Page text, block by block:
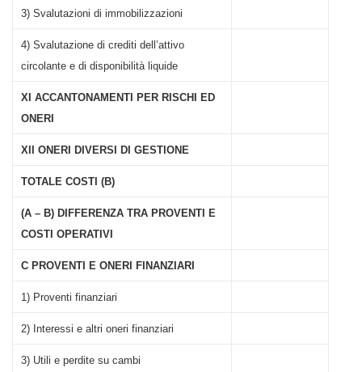
3) Svalutazioni di immobilizzazioni
4) Svalutazione di crediti dell’attivo
circolante e di disponibilità liquide
XI ACCANTONAMENTI PER RISCHI ED
ONERI
XII ONERI DIVERSI DI GESTIONE
TOTALE COSTI (B)
(A – B) DIFFERENZA TRA PROVENTI E
COSTI OPERATIVI
C PROVENTI E ONERI FINANZIARI
1) Proventi finanziari
2) Interessi e altri oneri finanziari
3) Utili e perdite su cambi